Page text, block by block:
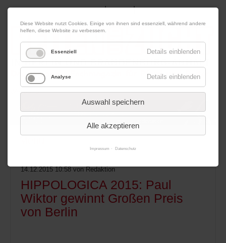
06. August 2026 Impressum|Kontakt|Datenschutz
Werbung
14.12.2015 10:58 von Redaktion
HIPPOLOGICA 2015: Paul
Wiktor gewinnt Großen Preis
von Berlin
Diese Website nutzt Cookies. Einige von ihnen sind essenziell, während andere
helfen, diese Website zu verbessern.
Essenziell Details einblenden
Analyse Details einblenden
Auswahl speichern
Alle akzeptieren
Impressum Datenschutz